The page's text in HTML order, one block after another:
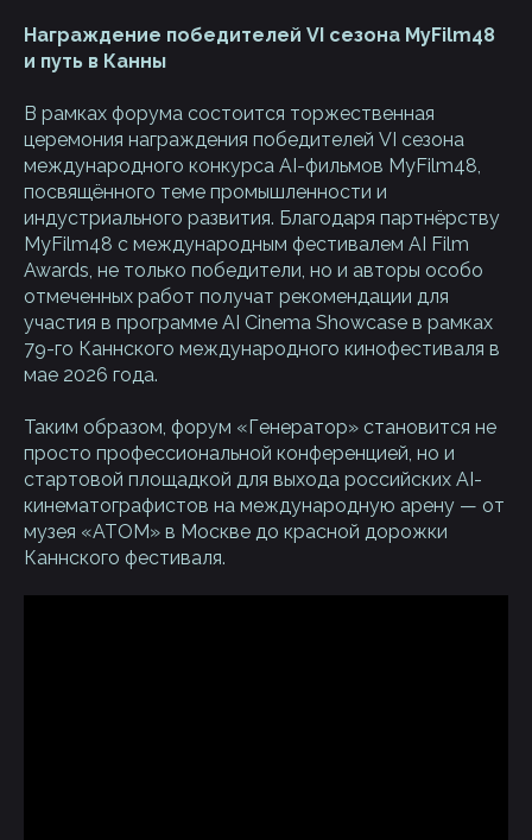
Награждение победителей VI сезона MyFilm48
и путь в Канны
В рамках форума состоится торжественная
церемония награждения победителей VI сезона
международного конкурса AI-фильмов MyFilm48,
посвящённого теме промышленности и
индустриального развития. Благодаря партнёрству
MyFilm48 с международным фестивалем AI Film
Awards, не только победители, но и авторы особо
отмеченных работ получат рекомендации для
участия в программе AI Cinema Showcase в рамках
79-го Каннского международного кинофестиваля в
мае 2026 года.
Таким образом, форум «Генератор» становится не
просто профессиональной конференцией, но и
стартовой площадкой для выхода российских AI-
кинематографистов на международную арену — от
музея «АТОМ» в Москве до красной дорожки
Каннского фестиваля.